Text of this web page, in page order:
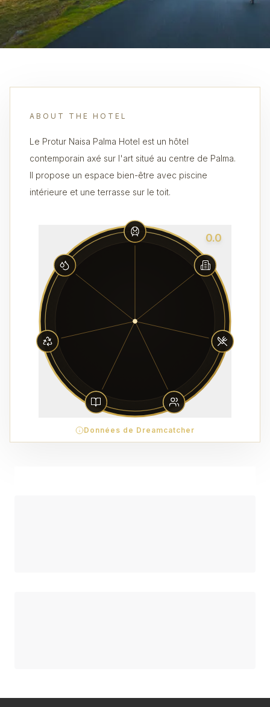
ABOUT THE HOTEL
Le Protur Naisa Palma Hotel est un hôtel
contemporain axé sur l'art situé au centre de Palma.
Il propose un espace bien-être avec piscine
intérieure et une terrasse sur le toit.
0.0
Données de Dreamcatcher